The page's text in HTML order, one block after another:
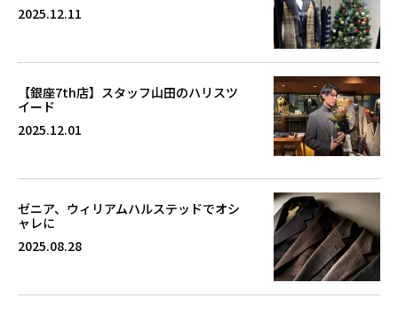
2025.12.11
【銀座7th店】スタッフ山田のハリスツ
イード
2025.12.01
ゼニア、ウィリアムハルステッドでオシ
ャレに
2025.08.28